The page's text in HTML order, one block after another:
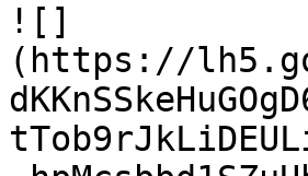
![]
(https://